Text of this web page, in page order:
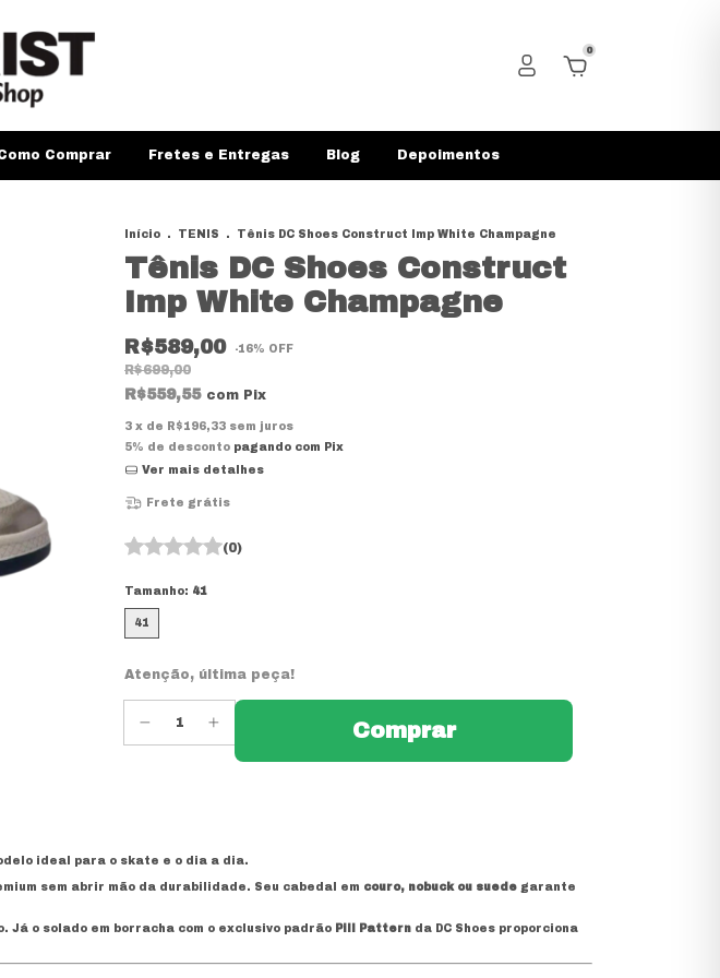
0
Comprar Fretes e Entregas Blog Depoimentos
Início . TENIS . Tênis DC Shoes Construct Imp White Champagne
Tênis DC Shoes Construct
Imp White Champagne
R$589,00 -16% OFF
R$699,00
R$559,55 com Pix
3 x de R$196,33 sem juros
5% de desconto pagando com Pix
Ver mais detalhes
Frete grátis
(0)
Tamanho: 41
41
Atenção, última peça!
ideal para o skate e o dia a dia.
sem abrir mão da durabilidade. Seu cabedal em couro, nobuck ou suede garante
o solado em borracha com o exclusivo padrão Pill Pattern da DC Shoes proporciona